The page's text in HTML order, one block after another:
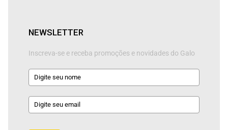
NEWSLETTER
Inscreva-se e receba promoções e novidades do Galo